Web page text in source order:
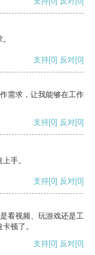
支持[0] 反对[0]
需求，让我能够在工作
支持[0] 反对[0]
手。
支持[0] 反对[0]
看视频、玩游戏还是工
顿了。
支持[0] 反对[0]